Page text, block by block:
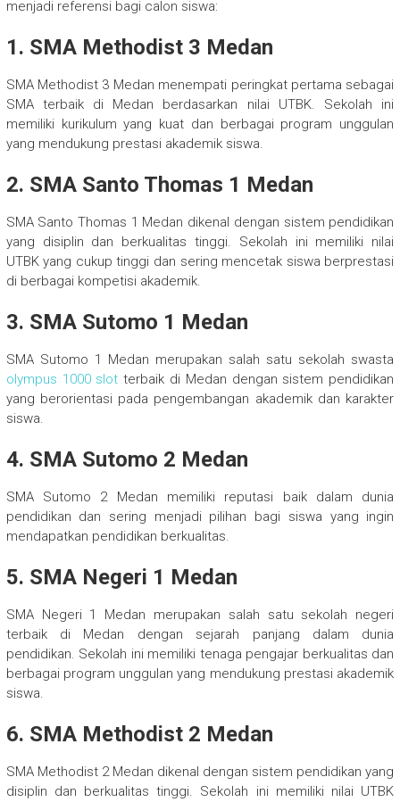
menjadi referensi bagi calon siswa:
1. SMA Methodist 3 Medan
SMA Methodist 3 Medan menempati peringkat pertama sebagai
SMA terbaik di Medan berdasarkan nilai UTBK. Sekolah ini
memiliki kurikulum yang kuat dan berbagai program unggulan
yang mendukung prestasi akademik siswa.
2. SMA Santo Thomas 1 Medan
SMA Santo Thomas 1 Medan dikenal dengan sistem pendidikan
yang disiplin dan berkualitas tinggi. Sekolah ini memiliki nilai
UTBK yang cukup tinggi dan sering mencetak siswa berprestasi
di berbagai kompetisi akademik.
3. SMA Sutomo 1 Medan
SMA Sutomo 1 Medan merupakan salah satu sekolah swasta
olympus 1000 slot terbaik di Medan dengan sistem pendidikan
yang berorientasi pada pengembangan akademik dan karakter
siswa.
4. SMA Sutomo 2 Medan
SMA Sutomo 2 Medan memiliki reputasi baik dalam dunia
pendidikan dan sering menjadi pilihan bagi siswa yang ingin
mendapatkan pendidikan berkualitas.
5. SMA Negeri 1 Medan
SMA Negeri 1 Medan merupakan salah satu sekolah negeri
terbaik di Medan dengan sejarah panjang dalam dunia
pendidikan. Sekolah ini memiliki tenaga pengajar berkualitas dan
berbagai program unggulan yang mendukung prestasi akademik
siswa.
6. SMA Methodist 2 Medan
SMA Methodist 2 Medan dikenal dengan sistem pendidikan yang
disiplin dan berkualitas tinggi. Sekolah ini memiliki nilai UTBK